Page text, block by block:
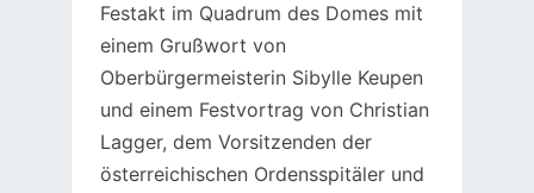
Festakt im Quadrum des Domes mit
einem Grußwort von
Oberbürgermeisterin Sibylle Keupen
und einem Festvortrag von Christian
Lagger, dem Vorsitzenden der
österreichischen Ordensspitäler und